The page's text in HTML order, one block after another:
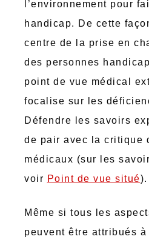
l’environnement pour
handicap. De cette
centre de la prise en
des personnes
point de vue médical
focalise sur les
Défendre les savoirs
de pair avec la critique
médicaux (sur les
voir Point de vue situé).
Même si tous les
peuvent être attribués